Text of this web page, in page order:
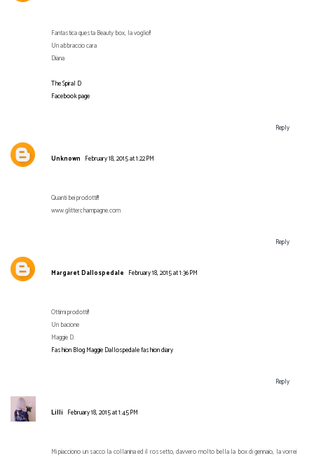
Fantastica questa Beauty box, la voglio!!
Un abbraccio cara
Diana
The Spiral D
Facebook page
Reply
Unknown February 18, 2015 at 1:22 PM
Quanti bei prodotti!!!
www.glitterchampagne.com
Reply
Margaret Dallospedale February 18, 2015 at 1:36 PM
Ottimi prodotti!!
Un bacione
Maggie D.
Fashion Blog Maggie Dallospedale fashion diary
Reply
Lilli February 18, 2015 at 1:45 PM
Mi piacciono un sacco la collanina ed il rossetto, davvero molto bella la box di gennaio, la vorrei